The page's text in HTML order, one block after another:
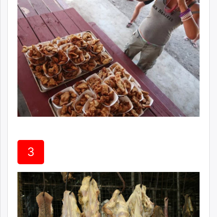
unuudur.mn
isee.mn
mglradio.com
fact.mn
itoim.mn
tumen.mn
shuum.mn
times.mn
tvmongolia.mn
mass.mn
assa.mn
toim.mn
tac.mn
paparazzi.mn
unread.today
3